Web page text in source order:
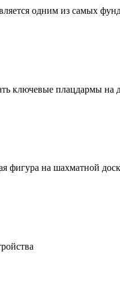
одним из самых
ключевые плацдармы на
фигура на шахматной